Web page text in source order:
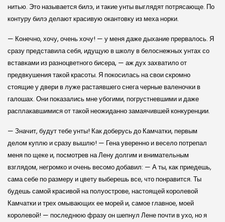
нитью. Это называется билэ, и такие унты выглядят потрясающе. По
контуру билэ делают красивую окантовку из меха норки.
— Конечно, хочу, очень хочу! — у меня даже дыхание прервалось. Я
сразу представила себя, идущую в школу в белоснежных унтах со
вставками из разноцветного бисера, — аж дух захватило от
предвкушения такой красоты. Я покосилась на свои скромно
стоящие у двери в луже растаявшего снега черные валеночки в
галошах. Они показались мне убогими, погрустневшими и даже
расплакавшимися от такой неожиданно замаячившей конкуренции.
— Значит, будут тебе унты! Как доберусь до Камчатки, первым
делом куплю и сразу вышлю! — Гена уверенно и весело потрепал
меня по щеке и, посмотрев на Лену долгим и внимательным
взглядом, негромко и очень весомо добавил: — А ты, как приедешь,
сама себе по размеру и цвету выберешь все, что понравится. Ты
будешь самой красивой на полуострове, настоящей королевой
Камчатки и трех омывающих ее морей и, самое главное, моей
королевой! — последнюю фразу он шепнул Лене почти в ухо, но я